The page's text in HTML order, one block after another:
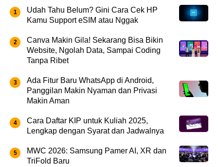
Udah Tahu Belum? Gini Cara Cek HP
Kamu Support eSIM atau Nggak
Canva Makin Gila! Sekarang Bisa Bikin
Website, Ngolah Data, Sampai Coding
Tanpa Ribet
Ada Fitur Baru WhatsApp di Android,
Panggilan Makin Nyaman dan Privasi
Makin Aman
Cara Daftar KIP untuk Kuliah 2025,
Lengkap dengan Syarat dan Jadwalnya
MWC 2026: Samsung Pamer AI, XR dan
TriFold Baru